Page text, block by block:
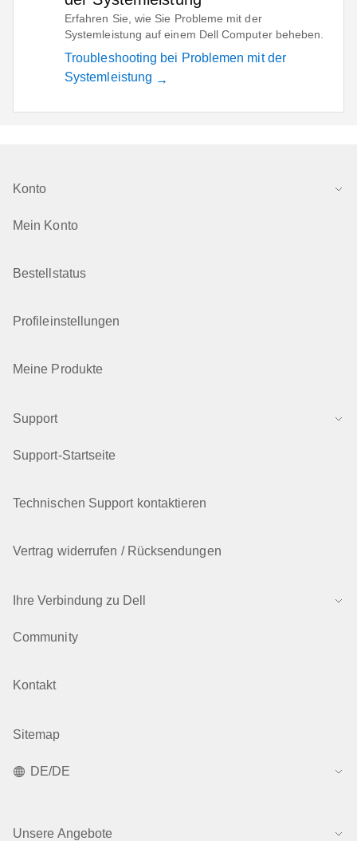
Erfahren Sie, wie Sie Probleme mit der
Systemleistung auf einem Dell Computer beheben.
Troubleshooting bei Problemen mit der
Systemleistung
Konto
Mein Konto
Bestellstatus
Profileinstellungen
Meine Produkte
Support
Support-Startseite
Technischen Support kontaktieren
Vertrag widerrufen / Rücksendungen
Ihre Verbindung zu Dell
Community
Kontakt
Sitemap
DE/DE
Unsere Angebote